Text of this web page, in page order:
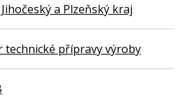
a Plzeňský kraj
přípravy výroby